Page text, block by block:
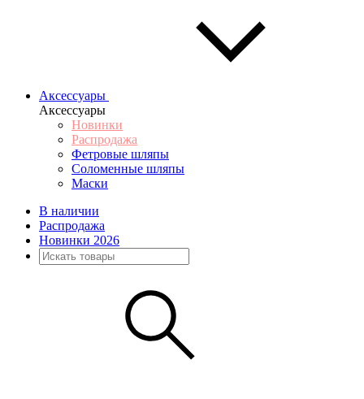
Аксессуары
Аксессуары
Новинки
Распродажа
Фетровые шляпы
Соломенные шляпы
Маски
В наличии
Распродажа
Новинки 2026